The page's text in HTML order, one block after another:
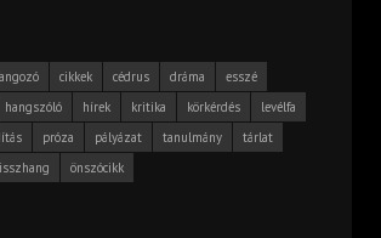
cikkek cédrus dráma
esszé
hangszóló hírek kritika körkérdés
levélfa
próza pályázat tanulmány
tárlat
önszócikk